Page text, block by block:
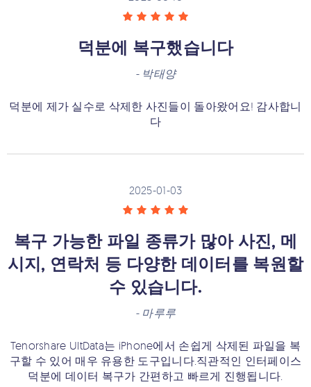
덕분에 복구했습니다
- 박태양
덕분에 제가 실수로 삭제한 사진들이 돌아왔어요! 감사합니
다
2025-01-03
복구 가능한 파일 종류가 많아 사진, 메
시지, 연락처 등 다양한 데이터를 복원할
수 있습니다.
- 마루루
Tenorshare UltData는 iPhone에서 손쉽게 삭제된 파일을 복
구할 수 있어 매우 유용한 도구입니다.직관적인 인터페이스
덕분에 데이터 복구가 간편하고 빠르게 진행됩니다.